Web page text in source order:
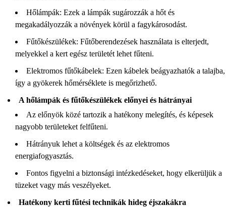
Hőlámpák: Ezek a lámpák sugározzák a hőt és
megakadályozzák a növények körül a fagykárosodást.
Fűtőkészülékek: Fűtőberendezések használata is elterjedt,
melyekkel a kert egész területét lehet fűteni.
Elektromos fűtőkábelek: Ezen kábelek beágyazhatók a talajba,
így a gyökerek hőmérséklete is megőrizhető.
A hőlámpák és fűtőkészülékek előnyei és hátrányai
Az előnyök közé tartozik a hatékony melegítés, és képesek
nagyobb területeket felfűteni.
Hátrányuk lehet a költségek és az elektromos
energiafogyasztás.
Fontos figyelni a biztonsági intézkedéseket, hogy elkerüljük a
tüzeket vagy más veszélyeket.
Hatékony kerti fűtési technikák hideg éjszakákra